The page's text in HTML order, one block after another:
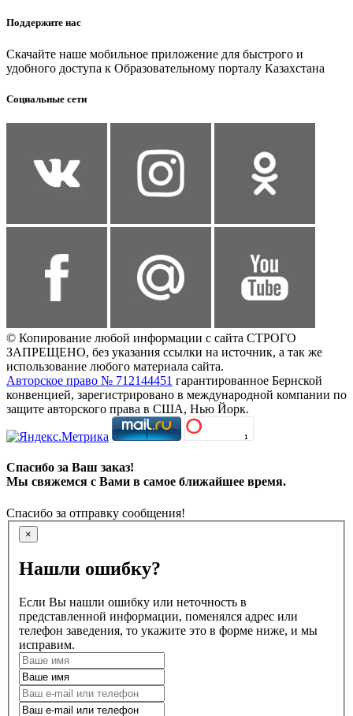
Поддержите нас
Скачайте наше мобильное приложение для быстрого и
удобного доступа к Образовательному порталу Казахстана
Социальные сети
© Копирование любой информации с сайта СТРОГО
ЗАПРЕЩЕНО, без указания ссылки на источник, а так же
использование любого материала сайта.
Авторское право № 712144451 гарантированное Бернской
конвенцией, зарегистрировано в международной компании по
защите авторского права в США, Нью Йорк.
Спасибо за Ваш заказ!
Мы свяжемся с Вами в самое ближайшее время.
Спасибо за отправку сообщения!
×
Нашли ошибку?
Если Вы нашли ошибку или неточность в
представленной информации, поменялся адрес или
телефон заведения, то укажите это в форме ниже, и мы
исправим.